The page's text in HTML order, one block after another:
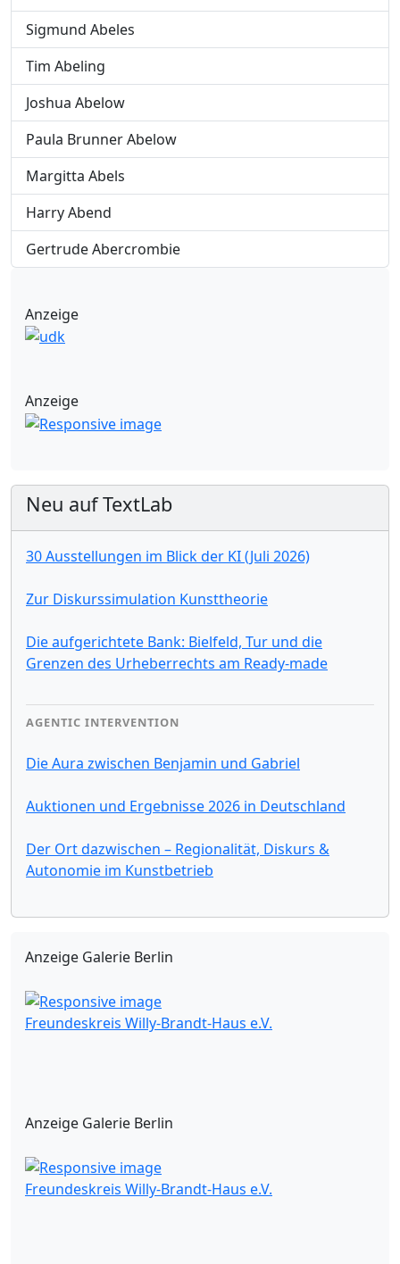
Sigmund Abeles
Tim Abeling
Joshua Abelow
Paula Brunner Abelow
Margitta Abels
Harry Abend
Gertrude Abercrombie
Anzeige
Anzeige
Neu auf TextLab
30 Ausstellungen im Blick der KI (Juli 2026)
Zur Diskurssimulation Kunsttheorie
Die aufgerichtete Bank: Bielfeld, Tur und die
Grenzen des Urheberrechts am Ready-made
AGENTIC INTERVENTION
Die Aura zwischen Benjamin und Gabriel
Auktionen und Ergebnisse 2026 in Deutschland
Der Ort dazwischen – Regionalität, Diskurs &
Autonomie im Kunstbetrieb
Anzeige Galerie Berlin
Freundeskreis Willy-Brandt-Haus e.V.
Anzeige Galerie Berlin
Freundeskreis Willy-Brandt-Haus e.V.